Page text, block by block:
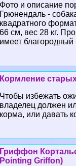
Фото и описание
Грюнендаль -
квадратного
66 см, вес 28 кг.
имеет благородный
Кормление
Чтобы избежать
владелец должен
корма, или давать
Гриффон
Pointing Griffon)